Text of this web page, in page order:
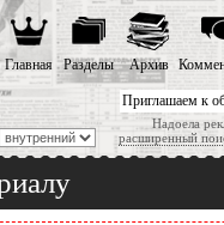
Приглашаем к
Надоела
расширенный
Главная Разделы Архив